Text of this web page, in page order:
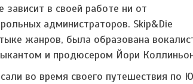
в своей работе ни от
администраторов. Skip&Die
жанров, была образована
и продюсером Йори
во время своего путешествия по